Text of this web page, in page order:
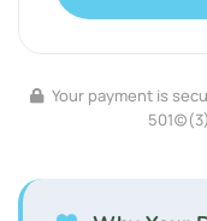
Your payment is